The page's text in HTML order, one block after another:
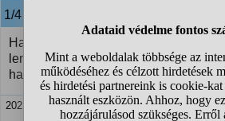
1/4
Ha megegyezel a haszonelvezovel,
lemondhat rola ... normal esetben a
halalaig tart.
2021. márc. 14. 12:48